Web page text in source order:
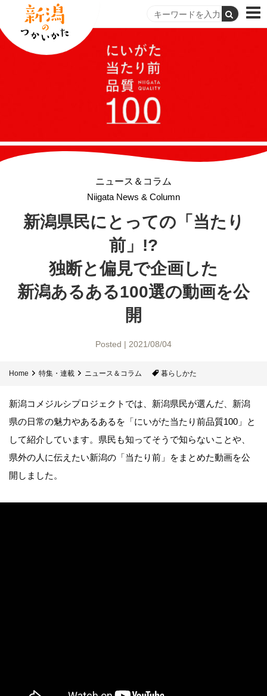
ニュース＆コラム
Niigata News & Column
新潟県民にとっての 「当たり
前」!?
独断と偏見で企画した
新潟あるある100選の動画を公
開
Posted | 2021/08/04
Home 特集・連載 ニュース＆コラム 暮らしかた
新潟コメジルシプロジェクトでは、新潟県民が選んだ、新潟
県の日常の魅力やあるあるを「にいがた当たり前品質100」と
して紹介しています。県民も知ってそうで知らないことや、
県外の人に伝えたい新潟の「当たり前」をまとめた動画を公
開しました。